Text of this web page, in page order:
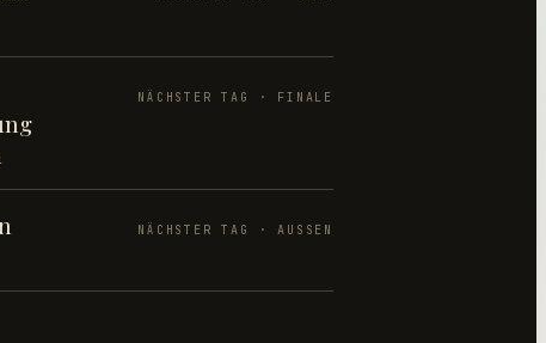
NÄCHSTER TAG · FINALE
NÄCHSTER TAG · AUSSEN